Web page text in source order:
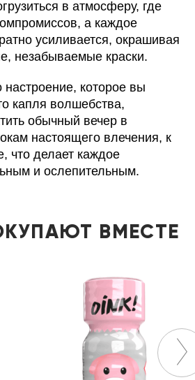
в атмосферу, где
а каждое
усиливается, окрашивая
незабываемые краски.
которое вы
капля волшебства,
обычный вечер в
настоящего влечения, к
что делает каждое
и ослепительным.
ВМЕСТЕ